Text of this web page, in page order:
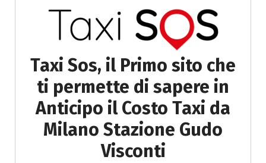
Taxi Sos, il Primo sito che
ti permette di sapere in
Anticipo il Costo Taxi da
Milano Stazione Gudo
Visconti